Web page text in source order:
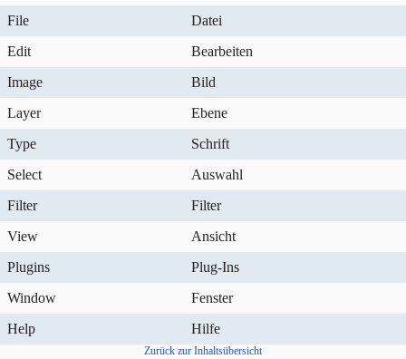
File
Datei
Edit
Bearbeiten
Image
Bild
Layer
Ebene
Type
Schrift
Select
Auswahl
Filter
Filter
View
Ansicht
Plugins
Plug-Ins
Window
Fenster
Help
Hilfe
Zurück zur Inhaltsübersicht